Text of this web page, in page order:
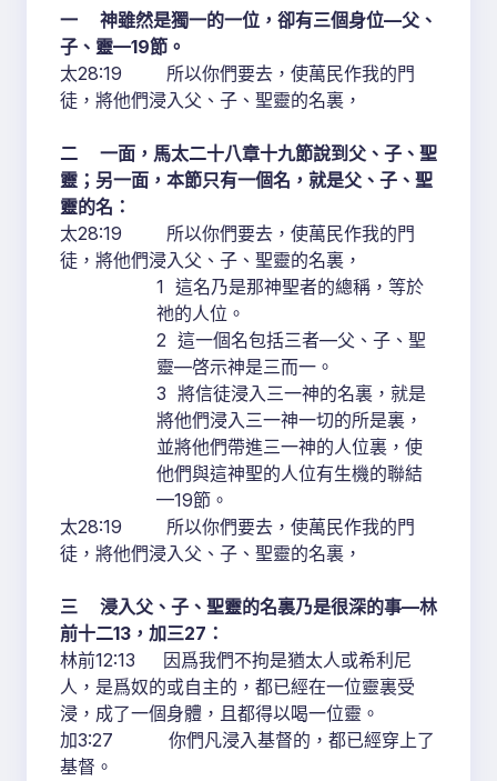
一 神雖然是獨一的一位，卻有三個身位—父、
子、靈—19節。
太28:19 所以你們要去，使萬民作我的門
徒，將他們浸入父、子、聖靈的名裏，
二 一面，馬太二十八章十九節說到父、子、聖
靈；另一面，本節只有一個名，就是父、子、聖
靈的名：
太28:19 所以你們要去，使萬民作我的門
徒，將他們浸入父、子、聖靈的名裏，
1 這名乃是那神聖者的總稱，等於
祂的人位。
2 這一個名包括三者—父、子、聖
靈—啓示神是三而一。
3 將信徒浸入三一神的名裏，就是
將他們浸入三一神一切的所是裏，
並將他們帶進三一神的人位裏，使
他們與這神聖的人位有生機的聯結
—19節。
太28:19 所以你們要去，使萬民作我的門
徒，將他們浸入父、子、聖靈的名裏，
三 浸入父、子、聖靈的名裏乃是很深的事—林
前十二13，加三27：
林前12:13 因爲我們不拘是猶太人或希利尼
人，是爲奴的或自主的，都已經在一位靈裏受
浸，成了一個身體，且都得以喝一位靈。
加3:27 你們凡浸入基督的，都已經穿上了
基督。